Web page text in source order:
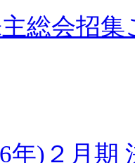
総会招
年)２月